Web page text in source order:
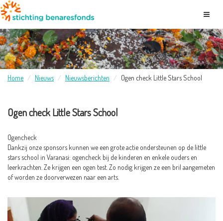
Home Nieuws Nieuwsberichten Ogen check Little Stars School
Ogen check Little Stars School
Ogencheck
Dankzij onze sponsors kunnen we een grote actie ondersteunen op de little
stars school in Varanasi: ogencheck bij de kinderen en enkele ouders en
leerkrachten. Ze krijgen een ogen test. Zo nodig krijgen ze een bril aangemeten
of worden ze doorverwezen naar een arts.